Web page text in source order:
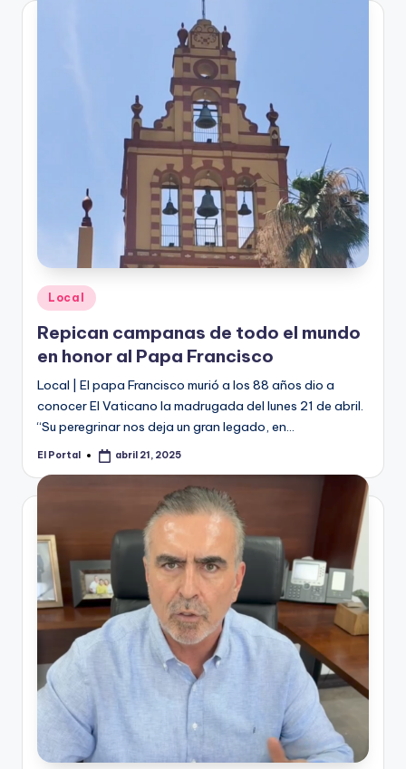
Publicado
en
Local
Repican campanas de todo el mundo
en honor al Papa Francisco
Local | El papa Francisco murió a los 88 años dio a
conocer El Vaticano la madrugada del lunes 21 de abril.
“Su peregrinar nos deja un gran legado, en…
Publicado
El Portal abril 21, 2025